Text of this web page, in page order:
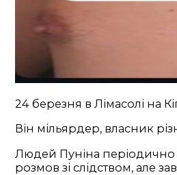
24 березня в Лімасолі на
Він мільярдер, власник
Людей Пуніна періодично
розмов зі слідством, але